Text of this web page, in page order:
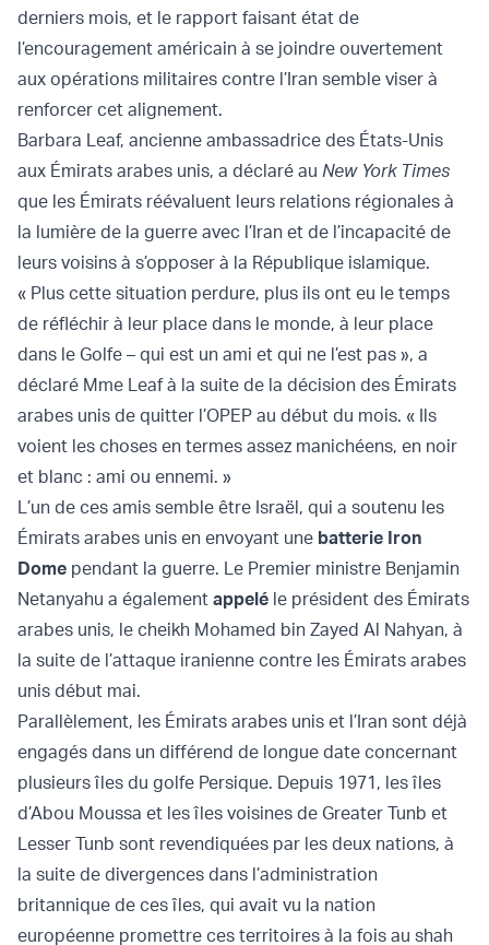
derniers mois, et le rapport faisant état de
l’encouragement américain à se joindre ouvertement
aux opérations militaires contre l’Iran semble viser à
renforcer cet alignement.
Barbara Leaf, ancienne ambassadrice des États-Unis
aux Émirats arabes unis, a déclaré au New York Times
que les Émirats réévaluent leurs relations régionales à
la lumière de la guerre avec l’Iran et de l’incapacité de
leurs voisins à s’opposer à la République islamique.
« Plus cette situation perdure, plus ils ont eu le temps
de réfléchir à leur place dans le monde, à leur place
dans le Golfe – qui est un ami et qui ne l’est pas », a
déclaré Mme Leaf à la suite de la décision des Émirats
arabes unis de quitter l’OPEP au début du mois. « Ils
voient les choses en termes assez manichéens, en noir
et blanc : ami ou ennemi. »
L’un de ces amis semble être Israël, qui a soutenu les
Émirats arabes unis en envoyant une batterie Iron
Dome pendant la guerre. Le Premier ministre Benjamin
Netanyahu a également appelé le président des Émirats
arabes unis, le cheikh Mohamed bin Zayed Al Nahyan, à
la suite de l’attaque iranienne contre les Émirats arabes
unis début mai.
Parallèlement, les Émirats arabes unis et l’Iran sont déjà
engagés dans un différend de longue date concernant
plusieurs îles du golfe Persique. Depuis 1971, les îles
d’Abou Moussa et les îles voisines de Greater Tunb et
Lesser Tunb sont revendiquées par les deux nations, à
la suite de divergences dans l’administration
britannique de ces îles, qui avait vu la nation
européenne promettre ces territoires à la fois au shah